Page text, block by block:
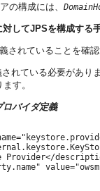
の構成には、
してJPSを構成する
されていることを確
れている必要があり
す。
バイダ定義
Provider</